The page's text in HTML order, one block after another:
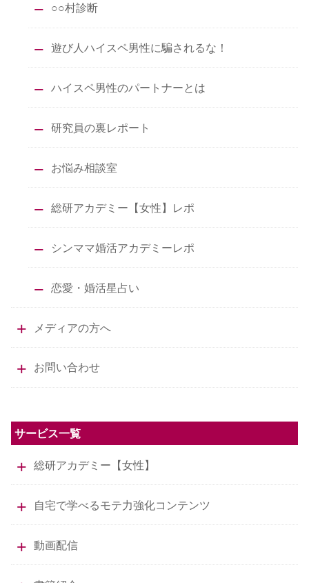
○○村診断
遊び人ハイスペ男性に騙されるな！
ハイスペ男性のパートナーとは
研究員の裏レポート
お悩み相談室
総研アカデミー【女性】レポ
シンママ婚活アカデミーレポ
恋愛・婚活星占い
メディアの方へ
お問い合わせ
サービス一覧
総研アカデミー【女性】
自宅で学べるモテ力強化コンテンツ
動画配信